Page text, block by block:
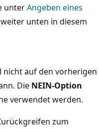
unterAngeben eines
weiter unten in diesem
nicht auf den vorherigen
Die NEIN-Option
verwendet werden.
zum